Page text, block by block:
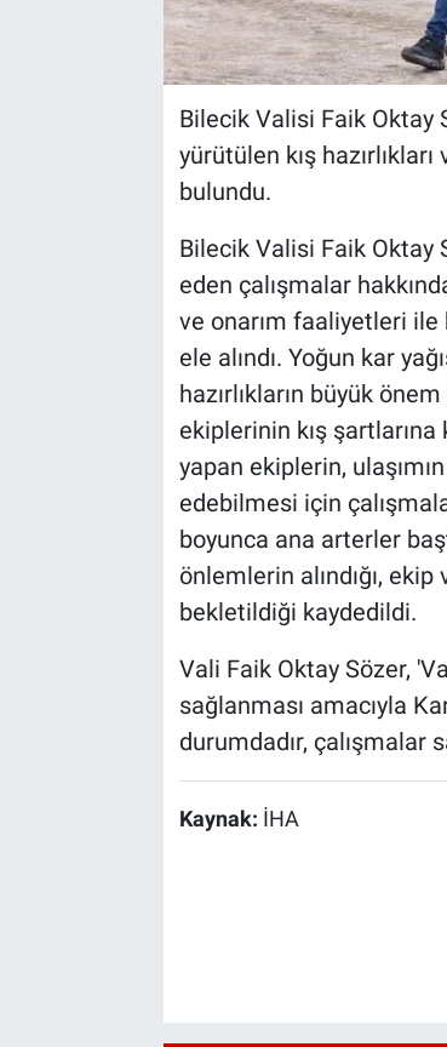
Bilecik Valisi Faik Oktay
yürütülen kış
bulundu.
Bilecik Valisi Faik Oktay
eden çalışmalar
ve onarım faaliyetleri
ele alındı. Yoğun kar
hazırlıkların büyük
ekiplerinin kış
yapan ekiplerin,
edebilmesi için
boyunca ana arterler
önlemlerin alındığı,
bekletildiği kaydedildi.
Vali Faik Oktay Sözer,
sağlanması amacıyla
durumdadır,
Kaynak: İHA